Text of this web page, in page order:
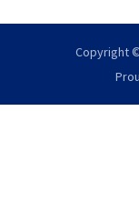
Copyright